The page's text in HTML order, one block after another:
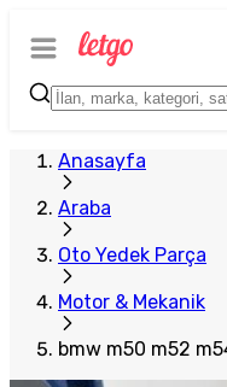
Anasayfa
Araba
Oto Yedek Parça
Motor & Mekanik
bmw m50 m52
Plus Satıcı